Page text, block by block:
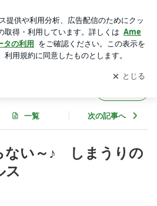
ブログの更新通知
を受け取りまし
開く
一覧 次の記事へ
ない～♪ しまうりの
ス